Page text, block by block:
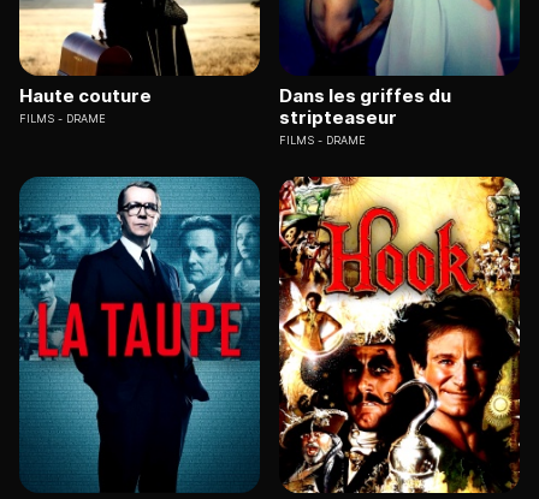
Haute couture
FILMS DRAME
Dans les griffes du
stripteaseur
FILMS DRAME